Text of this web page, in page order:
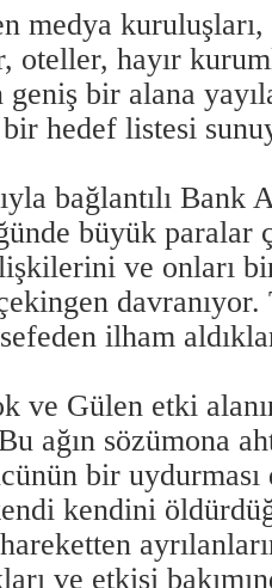
medya
oteller, hayır
bir alana
hedef listesi
bağlantılı Bank
büyük
ve onları
ilham
ve Gülen etki
ağın sözümona
bir
kendini
ve etkisi